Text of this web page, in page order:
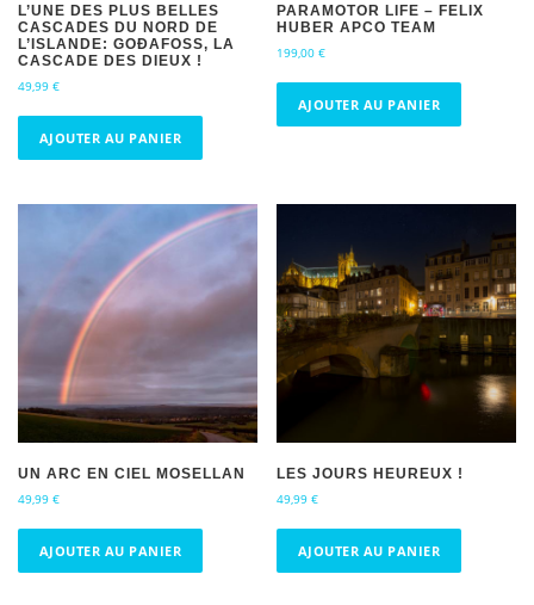
L’UNE DES PLUS BELLES
CASCADES DU NORD DE
L’ISLANDE: GOÐAFOSS, LA
CASCADE DES DIEUX !
49,99 €
AJOUTER AU PANIER
PARAMOTOR LIFE – FELIX
HUBER APCO TEAM
199,00€
AJOUTER AU PANIER
UN ARC EN CIEL MOSELLAN
49,99 €
AJOUTER AU PANIER
LES JOURS HEUREUX !
49,99€
AJOUTER AU PANIER